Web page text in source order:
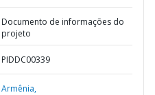
Documento de informações do
projeto
PIDDC00339
Armênia,